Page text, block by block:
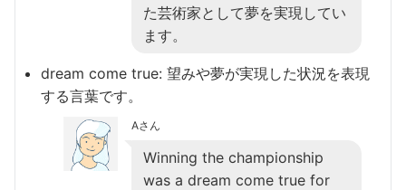
た芸術家として夢を実現してい
ます。
dream come true: 望みや夢が実現した状況を表現
する言葉です。
Aさん
Winning the championship
was a dream come true for